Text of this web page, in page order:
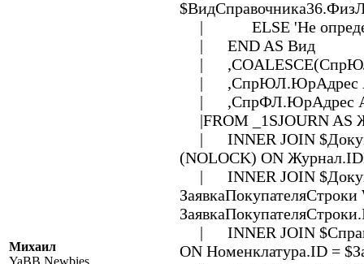
Михаил
YaBB Newbies
| ELSE 'Не
| END AS Вид
|
| ,СпрЮЛ.ЮрАдрес
| ,СпрФЛ.ЮрАдрес
|FROM _1SJOURN AS
| INNER JOIN
(NOLOCK) ON
| INNER JOIN
| INNER JOIN
ON Номенклатура.ID =